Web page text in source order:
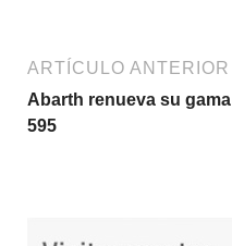
ARTÍCULO ANTERIOR
Abarth renueva su gama
595